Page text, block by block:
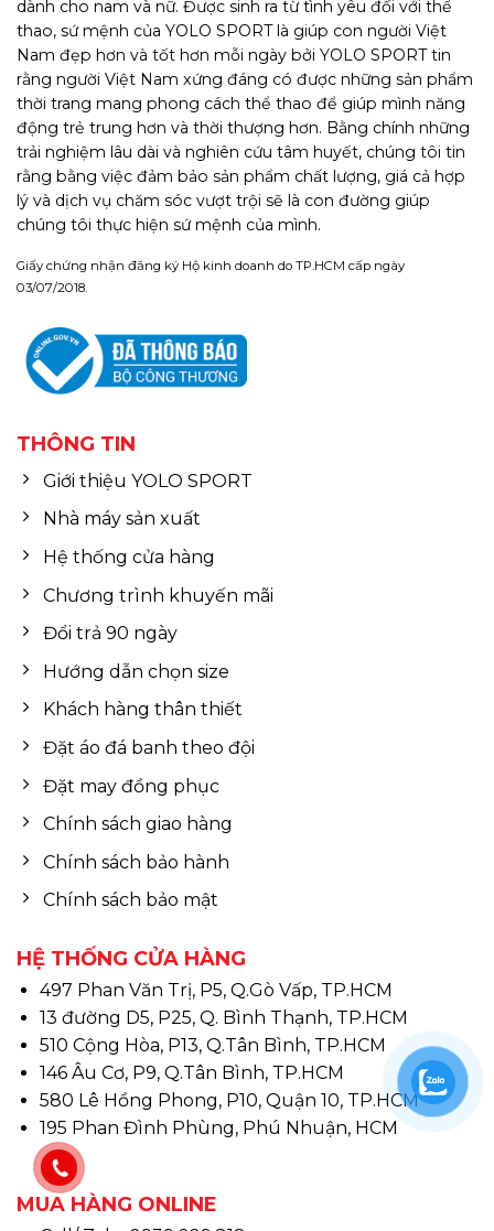
dành cho nam và nữ. Được sinh ra từ tình yêu đối với thể
thao, sứ mệnh của YOLO SPORT là giúp con người Việt
Nam đẹp hơn và tốt hơn mỗi ngày bởi YOLO SPORT tin
rằng người Việt Nam xứng đáng có được những sản phẩm
thời trang mang phong cách thể thao để giúp mình năng
động trẻ trung hơn và thời thượng hơn. Bằng chính những
trải nghiệm lâu dài và nghiên cứu tâm huyết, chúng tôi tin
rằng bằng việc đảm bảo sản phẩm chất lượng, giá cả hợp
lý và dịch vụ chăm sóc vượt trội sẽ là con đường giúp
chúng tôi thực hiện sứ mệnh của mình.
Giấy chứng nhận đăng ký Hộ kinh doanh do TP.HCM cấp ngày
03/07/2018.
THÔNG TIN
Giới thiệu YOLO SPORT
Nhà máy sản xuất
Hệ thống cửa hàng
Chương trình khuyến mãi
Đổi trả 90 ngày
Hướng dẫn chọn size
Khách hàng thân thiết
Đặt áo đá banh theo đội
Đặt may đồng phục
Chính sách giao hàng
Chính sách bảo hành
Chính sách bảo mật
HỆ THỐNG CỬA HÀNG
497 Phan Văn Trị, P5, Q.Gò Vấp, TP.HCM
13 đường D5, P25, Q. Bình Thạnh, TP.HCM
510 Cộng Hòa, P13, Q.Tân Bình, TP.HCM
146 Âu Cơ, P9, Q.Tân Bình, TP.HCM
580 Lê Hồng Phong, P10, Quận 10, TP.HCM
195 Phan Đình Phùng, Phú Nhuận, HCM
MUA HÀNG ONLINE